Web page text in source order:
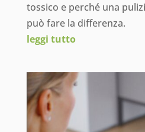
tossico e perché una
può fare la differenza.
leggi tutto